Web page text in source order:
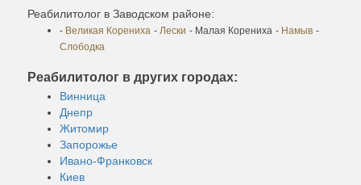
Реабилитолог в Заводском районе:
- Великая Корениха - Лески - Малая Корениха - Намыв -
Слободка
Реабилитолог в других городах:
Винница
Днепр
Житомир
Запорожье
Ивано-Франковск
Киев